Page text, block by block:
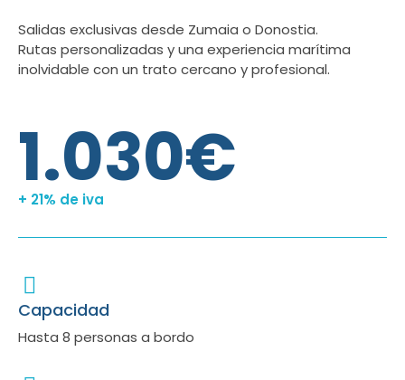
Salidas exclusivas desde Zumaia o Donostia.
Rutas personalizadas y una experiencia marítima
inolvidable con un trato cercano y profesional.
1.030€
+ 21% de iva
Capacidad
Hasta 8 personas a bordo